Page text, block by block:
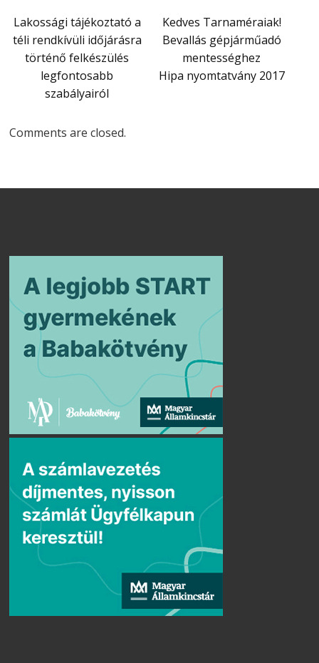
Lakossági tájékoztató a
téli rendkívüli időjárásra
történő felkészülés
legfontosabb
szabályairól
Kedves Tarnaméraiak!
Bevallás gépjárműadó
mentességhez
Hipa nyomtatvány 2017
Comments are closed.